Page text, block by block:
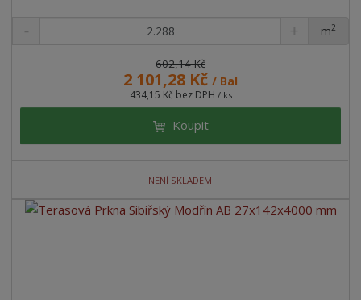
602,14 Kč
2 101,28 Kč / Bal
434,15 Kč bez DPH / ks
ks
m2
Koupit
NENÍ SKLADEM